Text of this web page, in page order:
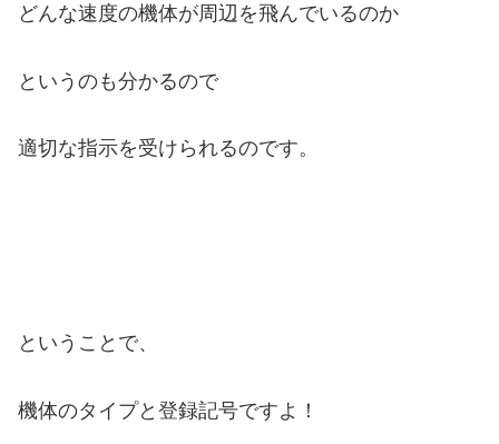
どんな速度の機体が周辺を飛んでいるのか
というのも分かるので
適切な指示を受けられるのです。
ということで、
機体のタイプと登録記号ですよ！